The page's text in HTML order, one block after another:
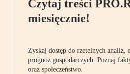
Czytaj treści
miesięcznie!
Zyskaj dostęp do rzetelnych
prognoz gospodarczych. Poznaj
oraz społeczeństwo.